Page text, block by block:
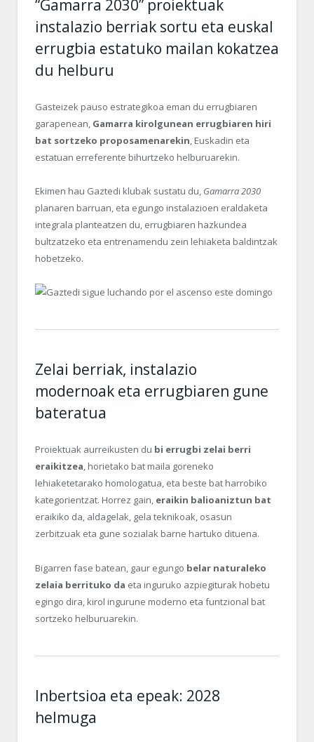
“Gamarra 2030” proiektuak
instalazio berriak sortu eta euskal
errugbia estatuko mailan kokatzea
du helburu
Gasteizek pauso estrategikoa eman du errugbiaren
garapenean, Gamarra kirolgunean errugbiaren hiri
bat sortzeko proposamenarekin, Euskadin eta
estatuan erreferente bihurtzeko helburuarekin.
Ekimen hau Gaztedi klubak sustatu du, Gamarra 2030
planaren barruan, eta egungo instalazioen eraldaketa
integrala planteatzen du, errugbiaren hazkundea
bultzatzeko eta entrenamendu zein lehiaketa baldintzak
hobetzeko.
Zelai berriak, instalazio
modernoak eta errugbiaren gune
bateratua
Proiektuak aurreikusten du bi errugbi zelai berri
eraikitzea, horietako bat maila goreneko
lehiaketetarako homologatua, eta beste bat harrobiko
kategorientzat. Horrez gain, eraikin balioaniztun bat
eraikiko da, aldagelak, gela teknikoak, osasun
zerbitzuak eta gune sozialak barne hartuko dituena.
Bigarren fase batean, gaur egungo belar naturaleko
zelaia berrituko da eta inguruko azpiegiturak hobetu
egingo dira, kirol ingurune moderno eta funtzional bat
sortzeko helburuarekin.
Inbertsioa eta epeak: 2028
helmuga